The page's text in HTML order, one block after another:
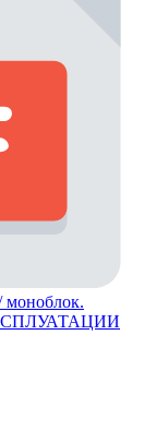
моноблок.